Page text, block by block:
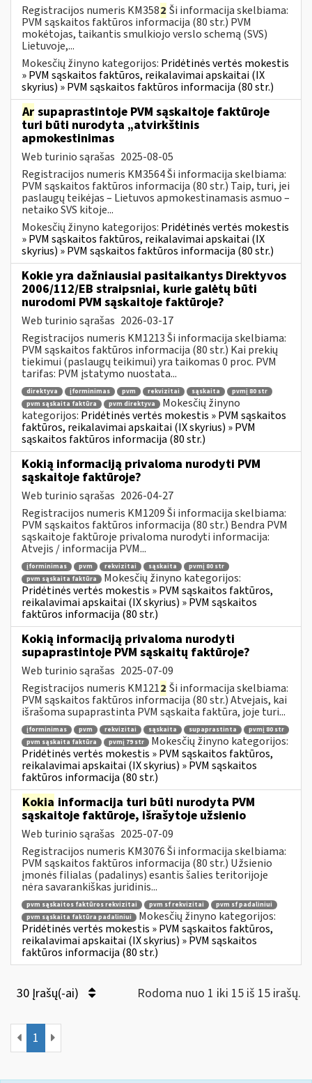
Registracijos numeris KM3582 Ši informacija skelbiama:
PVM sąskaitos faktūros informacija (80 str.) PVM
mokėtojas, taikantis smulkiojo verslo schemą (SVS)
Lietuvoje,...
Mokesčių žinyno kategorijos: Pridėtinės vertės mokestis
» PVM sąskaitos faktūros, reikalavimai apskaitai (IX
skyrius) » PVM sąskaitos faktūros informacija (80 str.)
Ar supaprastintoje PVM sąskaitoje faktūroje
turi būti nurodyta „atvirkštinis
apmokestinimas
Web turinio sąrašas 2025-08-05
Registracijos numeris KM3564 Ši informacija skelbiama:
PVM sąskaitos faktūros informacija (80 str.) Taip, turi, jei
paslaugų teikėjas – Lietuvos apmokestinamasis asmuo –
netaiko SVS kitoje...
Mokesčių žinyno kategorijos: Pridėtinės vertės mokestis
» PVM sąskaitos faktūros, reikalavimai apskaitai (IX
skyrius) » PVM sąskaitos faktūros informacija (80 str.)
Kokie yra dažniausiai pasitaikantys Direktyvos
2006/112/EB straipsniai, kurie galėtų būti
nurodomi PVM sąskaitoje faktūroje?
Web turinio sąrašas 2026-03-17
Registracijos numeris KM1213 Ši informacija skelbiama:
PVM sąskaitos faktūros informacija (80 str.) Kai prekių
tiekimui (paslaugų teikimui) yra taikomas 0 proc. PVM
tarifas: PVM įstatymo nuostata...
direktyva įforminimas pvm rekvizitai sąskaita
pvmį 80 str
pvm sąskaita faktūra
pvm direktyva
Mokesčių žinyno
kategorijos: Pridėtinės vertės mokestis » PVM sąskaitos
faktūros, reikalavimai apskaitai (IX skyrius) » PVM
sąskaitos faktūros informacija (80 str.)
Kokią informaciją privaloma nurodyti PVM
sąskaitoje faktūroje?
Web turinio sąrašas 2026-04-27
Registracijos numeris KM1209 Ši informacija skelbiama:
PVM sąskaitos faktūros informacija (80 str.) Bendra PVM
sąskaitoje faktūroje privaloma nurodyti informacija:
Atvejis / informacija PVM...
įforminimas pvm rekvizitai sąskaita
pvmį 80 str
pvm sąskaita faktūra
Mokesčių žinyno kategorijos:
Pridėtinės vertės mokestis » PVM sąskaitos faktūros,
reikalavimai apskaitai (IX skyrius) » PVM sąskaitos
faktūros informacija (80 str.)
Kokią informaciją privaloma nurodyti
supaprastintoje PVM sąskaitų faktūroje?
Web turinio sąrašas 2025-07-09
Registracijos numeris KM1212 Ši informacija skelbiama:
PVM sąskaitos faktūros informacija (80 str.) Atvejais, kai
išrašoma supaprastinta PVM sąskaita faktūra, joje turi...
įforminimas pvm rekvizitai sąskaita supaprastinta
pvmį 80 str
pvm sąskaita faktūra
pvmį 79 str
Mokesčių žinyno kategorijos:
Pridėtinės vertės mokestis » PVM sąskaitos faktūros,
reikalavimai apskaitai (IX skyrius) » PVM sąskaitos
faktūros informacija (80 str.)
Kokia informacija turi būti nurodyta PVM
sąskaitoje faktūroje, išrašytoje užsienio
Web turinio sąrašas 2025-07-09
Registracijos numeris KM3076 Ši informacija skelbiama:
PVM sąskaitos faktūros informacija (80 str.) Užsienio
įmonės filialas (padalinys) esantis šalies teritorijoje
nėra savarankiškas juridinis...
pvm sąskaitos faktūros rekvizitai pvm sf rekvizitai
pvm sf padaliniui
pvm sąskaita faktūra padaliniui
Mokesčių žinyno kategorijos:
Pridėtinės vertės mokestis » PVM sąskaitos faktūros,
reikalavimai apskaitai (IX skyrius) » PVM sąskaitos
faktūros informacija (80 str.)
30 Įrašų(-ai) Rodoma nuo 1 iki 15 iš 15 irašų.
1